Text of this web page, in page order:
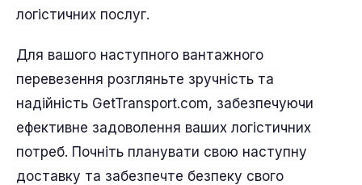
логістичних послуг.
Для вашого наступного вантажного
перевезення розгляньте зручність та
надійність GetTransport.com, забезпечуючи
ефективне задоволення ваших логістичних
потреб. Почніть планувати свою наступну
доставку та забезпечте безпеку свого